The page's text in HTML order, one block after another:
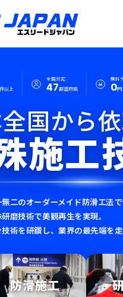
以上
全国対応
47都道府県
無料
0円
国から
施工
二のオーダーメイド防滑工法で
磨技術で美観再生を実現。
技術を研鑽し、業界の最先端を走
防滑施工